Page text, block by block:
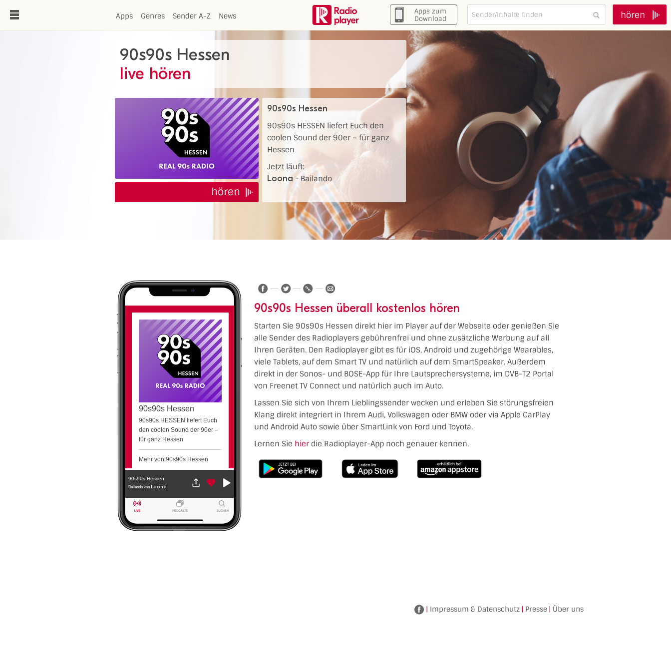
Apps Genres Sender A-Z News
Apps zum
Download
hören
90s90s Hessen
live hören
hören
90s90s Hessen
90s90s HESSEN liefert Euch den
coolen Sound der 90er – für ganz
Hessen
Jetzt läuft:
Loona - Bailando
90s90s Hessen
90s90s HESSEN liefert Euch
den coolen Sound der 90er –
für ganz Hessen
Mehr von 90s90s Hessen
90s90s Hessen
Bailando von Loona
90s90s Hessen überall kostenlos hören
Starten Sie 90s90s Hessen direkt hier im Player auf der Webseite oder genießen Sie
alle Sender des Radioplayers gebührenfrei und ohne zusätzliche Werbung auf all
Ihren Geräten. Den Radioplayer gibt es für iOS, Android und zugehörige Wearables,
viele Tablets, auf dem Smart TV und natürlich auf dem SmartSpeaker. Außerdem
direkt in der Sonos- und BOSE-App für Ihre Lautsprechersysteme, im DVB-T2 Portal
von Freenet TV Connect und natürlich auch im Auto.
Lassen Sie sich von Ihrem Lieblingssender wecken und erleben Sie störungsfreien
Klang direkt integriert in Ihrem Audi, Volkswagen oder BMW oder via Apple CarPlay
und Android Auto sowie über SmartLink von Ford und Toyota.
Lernen Sie hier die Radioplayer-App noch genauer kennen.
Facebook
| Impressum & Datenschutz | Presse | Über uns